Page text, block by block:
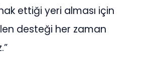
ettiği yeri alması için
desteği her zaman